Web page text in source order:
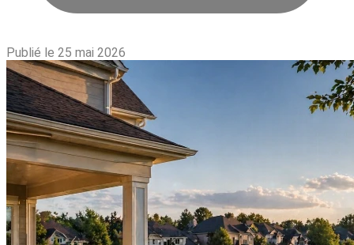
Publié le 25 mai 2026